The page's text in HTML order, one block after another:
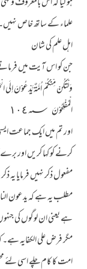
علماء کے ساتھ خاص
اہل علم کی شان
جن کو اس آیت میں
وَلْتَكُنْ مِّنْكُمْ اُمَّةٌ يَّدْعُوْنَ
الْمُفْلِحُوْنَ ١٠٤؁
اور تم میں ایک جماعت
کرنے کو کہا کریں اور
مفعول ذکر نہیں فرمایا
مطلب یہ ہے کہ یدعون
ہے یعنی ان لوگوں کی
مگر فرض علی الکفایہ
امت کا کام چلے اسی لئے